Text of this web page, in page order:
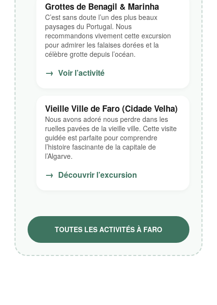
Grottes de Benagil & Marinha
C’est sans doute l’un des plus beaux
paysages du Portugal. Nous
recommandons vivement cette excursion
pour admirer les falaises dorées et la
célèbre grotte depuis l’océan.
→ Voir l’activité
Vieille Ville de Faro (Cidade Velha)
Nous avons adoré nous perdre dans les
ruelles pavées de la vieille ville. Cette visite
guidée est parfaite pour comprendre
l’histoire fascinante de la capitale de
l’Algarve.
→ Découvrir l’excursion
TOUTES LES ACTIVITÉS À FARO